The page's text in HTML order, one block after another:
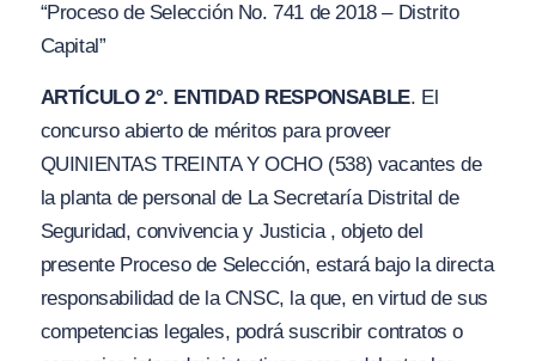
“Proceso de Selección No. 741 de 2018 – Distrito
Capital”
ARTÍCULO 2°. ENTIDAD RESPONSABLE. El
concurso abierto de méritos para proveer
QUINIENTAS TREINTA Y OCHO (538) vacantes de
la planta de personal de La Secretaría Distrital de
Seguridad, convivencia y Justicia , objeto del
presente Proceso de Selección, estará bajo la directa
responsabilidad de la CNSC, la que, en virtud de sus
competencias legales, podrá suscribir contratos o